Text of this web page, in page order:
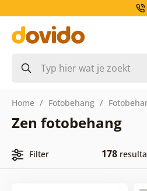
Home Fotobehang
Zen fotobehang
Filter 178